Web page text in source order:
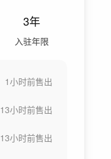
3年
入驻年限
1小时前售出
13小时前售出
13小时前售出